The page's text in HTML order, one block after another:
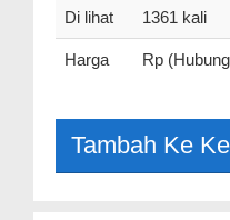
Di lihat 1361 kali
Harga Rp